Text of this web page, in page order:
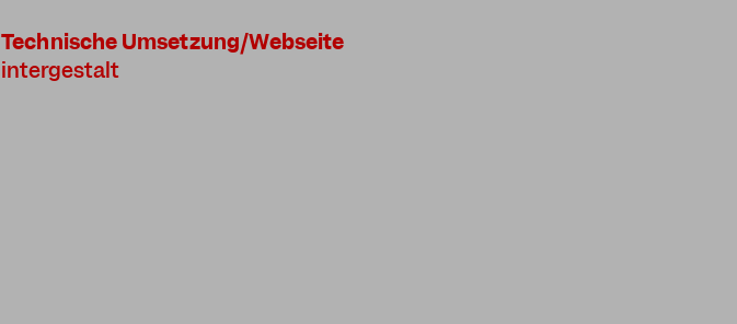
Technische Umsetzung/Webseite
intergestalt